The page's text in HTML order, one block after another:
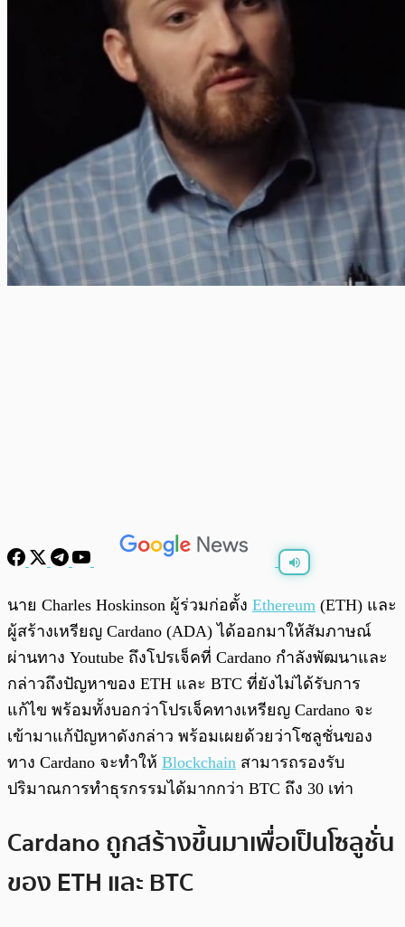
นาย Charles Hoskinson ผู้ร่วมก่อตั้ง Ethereum (ETH) และ
ผู้สร้างเหรียญ Cardano (ADA) ได้ออกมาให้สัมภาษณ์
ผ่านทาง Youtube ถึงโปรเจ็คที่ Cardano กำลังพัฒนาและ
กล่าวถึงปัญหาของ ETH และ BTC ที่ยังไม่ได้รับการ
แก้ไข พร้อมทั้งบอกว่าโปรเจ็คทางเหรียญ Cardano จะ
เข้ามาแก้ปัญหาดังกล่าว พร้อมเผยด้วยว่าโซลูชั่นของ
ทาง Cardano จะทำให้ Blockchain สามารถรองรับ
ปริมาณการทำธุรกรรมได้มากกว่า BTC ถึง 30 เท่า
Cardano ถูกสร้างขึ้นมาเพื่อเป็นโซลูชั่น
ของ ETH และ BTC